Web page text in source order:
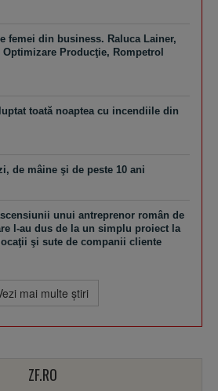
femei din business. Raluca Lainer,
Producţie, Rompetrol
toată noaptea cu incendiile din
de mâine şi de peste 10 ani
unui antreprenor român de
l-au dus de la un simplu proiect la
şi sute de companii cliente
mai multe ştiri
ZF.RO